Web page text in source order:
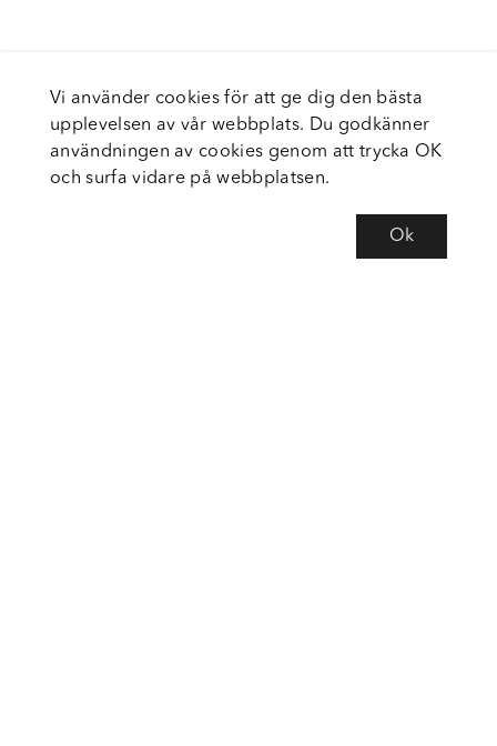
Vi använder cookies för att ge dig den bästa
upplevelsen av vår webbplats. Du godkänner
användningen av cookies genom att trycka OK
och surfa vidare på webbplatsen.
Ok